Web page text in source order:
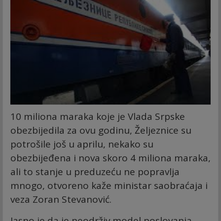
10 miliona maraka koje je Vlada Srpske
obezbijedila za ovu godinu, Željeznice su
potrošile još u aprilu, nekako su
obezbijeđena i nova skoro 4 miliona maraka,
ali to stanje u preduzeću ne popravlja
mnogo, otvoreno kaže ministar saobraćaja i
veza Zoran Stevanović.